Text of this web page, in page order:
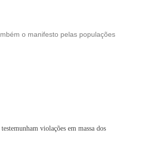
o manifesto pelas populações
violações em massa dos